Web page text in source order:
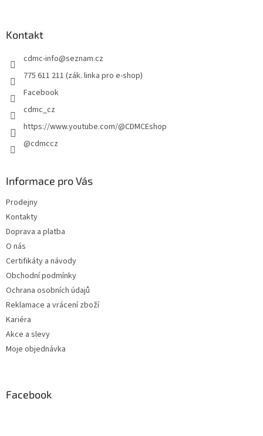
Kontakt
cdmc-info@seznam.cz
775 611 211 (zák. linka pro e-shop)
Facebook
cdmc_cz
https://www.youtube.com/@CDMCEshop
@cdmccz
Informace pro Vás
Prodejny
Kontakty
Doprava a platba
O nás
Certifikáty a návody
Obchodní podmínky
Ochrana osobních údajů
Reklamace a vrácení zboží
Kariéra
Akce a slevy
Moje objednávka
Facebook